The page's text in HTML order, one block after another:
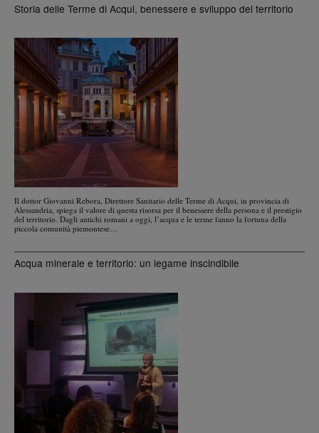
Storia delle Terme di Acqui, benessere e sviluppo del territorio
Il dottor Giovanni Rebora, Direttore Sanitario delle Terme di Acqui, in provincia di
Alessandria, spiega il valore di questa risorsa per il benessere della persona e il prestigio
del territorio. Dagli antichi romani a oggi, l’acqua e le terme fanno la fortuna della
piccola comunità piemontese…
Acqua minerale e territorio: un legame inscindibile